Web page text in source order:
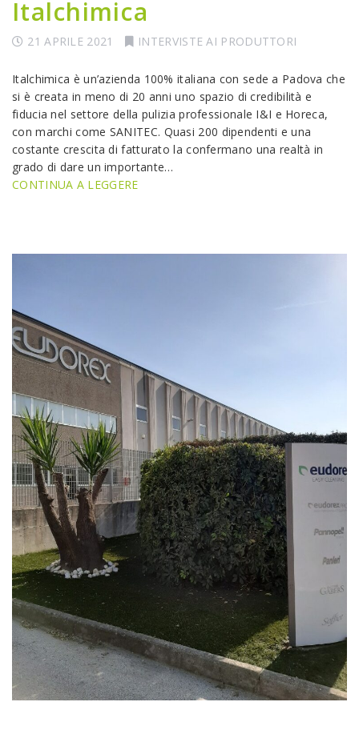
Italchimica
21 APRILE 2021 INTERVISTE AI PRODUTTORI
Italchimica è un’azienda 100% italiana con sede a Padova che
si è creata in meno di 20 anni uno spazio di credibilità e
fiducia nel settore della pulizia professionale I&I e Horeca,
con marchi come SANITEC. Quasi 200 dipendenti e una
costante crescita di fatturato la confermano una realtà in
grado di dare un importante…
CONTINUA A LEGGERE